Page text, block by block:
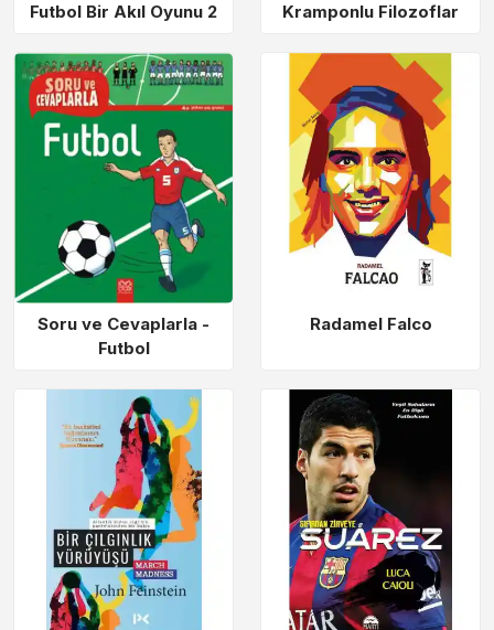
Futbol Bir Akıl Oyunu 2 Kramponlu Filozoflar
Soru ve Cevaplarla -
Futbol
Radamel Falco